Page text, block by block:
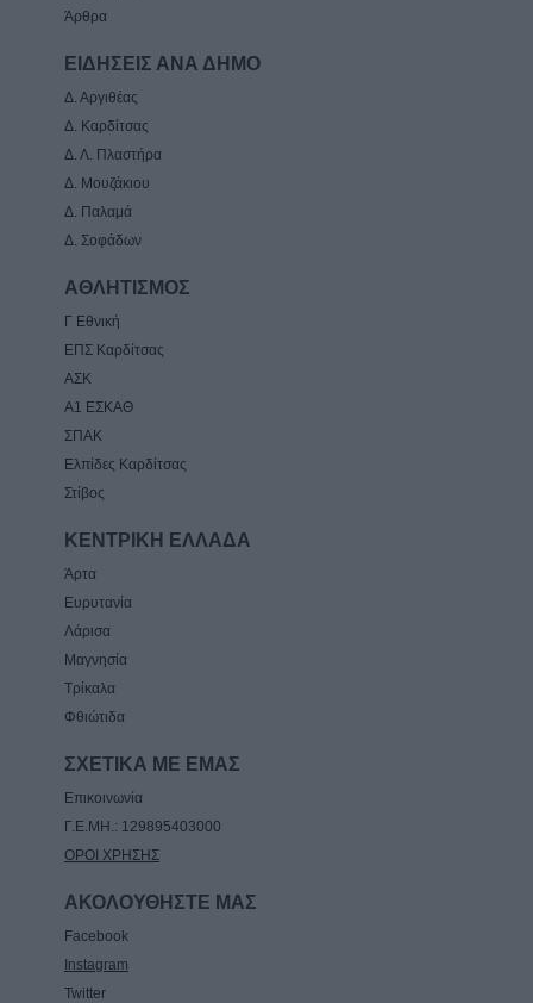
Άρθρα
ΕΙΔΗΣΕΙΣ ΑΝΑ ΔΗΜΟ
Δ. Αργιθέας
Δ. Καρδίτσας
Δ. Λ. Πλαστήρα
Δ. Μουζάκιου
Δ. Παλαμά
Δ. Σοφάδων
ΑΘΛΗΤΙΣΜΟΣ
Γ Εθνική
ΕΠΣ Καρδίτσας
ΑΣΚ
Α1 ΕΣΚΑΘ
ΣΠΑΚ
Ελπίδες Καρδίτσας
Στίβος
ΚΕΝΤΡΙΚΗ ΕΛΛΑΔΑ
Άρτα
Ευρυτανία
Λάρισα
Μαγνησία
Τρίκαλα
Φθιώτιδα
ΣΧΕΤΙΚΑ ΜΕ ΕΜΑΣ
Επικοινωνία
Γ.Ε.ΜΗ.: 129895403000
ΟΡΟΙ ΧΡΗΣΗΣ
ΑΚΟΛΟΥΘΗΣΤΕ ΜΑΣ
Facebook
Instagram
Twitter